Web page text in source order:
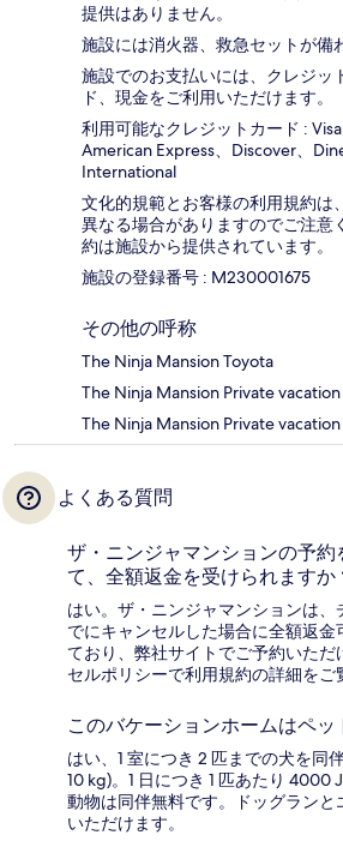
提供はありません。
施設には消火器、救急セットが備
施設でのお支払いには、クレジッ
ド、現金をご利用いただけます。
利用可能なクレジットカード :
American Express、Discover、
International
文化的規範とお客様の利用規約は
異なる場合がありますのでご注意
約は施設から提供されています。
施設の登録番号 : M230001675
その他の呼称
The Ninja Mansion Toyota
The Ninja Mansion Private
The Ninja Mansion Private
よくある質問
ザ・ニンジャマンションの予約
て、全額返金を受けられますか
はい。ザ・ニンジャマンションは、
でにキャンセルした場合に全額返
ており、弊社サイトでご予約いた
セルポリシーで利用規約の詳細をご
このバケーションホームはペ
はい、1 室につき 2 匹までの犬を同
10 kg)。1 日につき 1 匹あたり 4000
動物は同伴無料です。ドッグラン
いただけます。